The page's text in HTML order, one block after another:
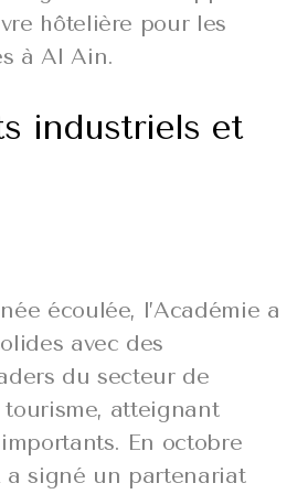
hôtelière pour les
à Al Ain.
industriels et
écoulée, l’Académie a
avec des
du secteur de
tourisme, atteignant
En octobre
a signé un partenariat